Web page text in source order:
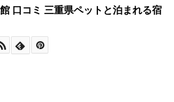
口コミ 三重県ペットと泊まれる宿